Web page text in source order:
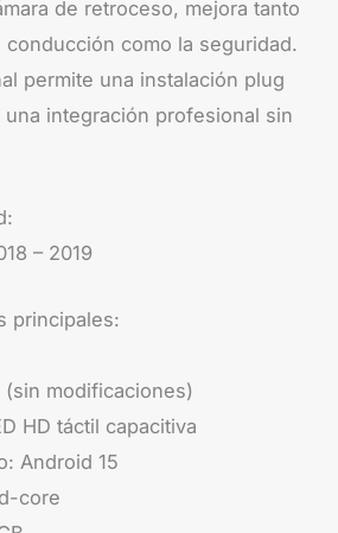
de retroceso, mejora tanto
conducción como la seguridad.
permite una instalación plug
una integración profesional sin
– 2019
principales:
(sin modificaciones)
HD táctil capacitiva
Android 15
core